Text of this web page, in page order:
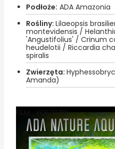
Podłoże: ADA Amazonia
Rośliny: Lilaeopsis
montevidensis /
'Angustifolius' / Crinum
heudelotii / Riccardia
spiralis
Zwierzęta:
Amanda)
FILM_YOUTUBE;